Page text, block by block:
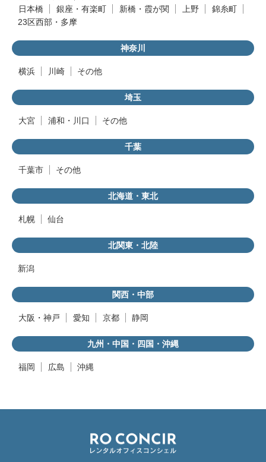
日本橋
銀座・有楽町 新橋・霞が関 上野
錦糸町
23区西部・多摩
神奈川
横浜 川崎 その他
埼玉
大宮 浦和・川口 その他
千葉
千葉市 その他
北海道・東北
札幌 仙台
北関東・北陸
新潟
関西・中部
大阪・神戸 愛知 京都 静岡
九州・中国・四国・沖縄
福岡 広島 沖縄